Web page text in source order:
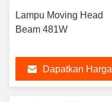
Lampu Moving Head
Beam 481W
Dapatkan Harga